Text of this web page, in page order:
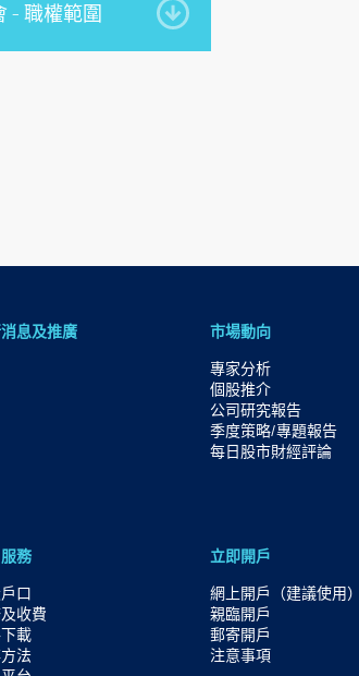
– 職權範圍
息及推廣
市場動向
專家分析
個股推介
公司研究報告
季度策略/專題報告
每日股市財經評論
務
口
收費
載
法
立即開戶
網上開戶（建議使用）
親臨開戶
郵寄開戶
注意事項